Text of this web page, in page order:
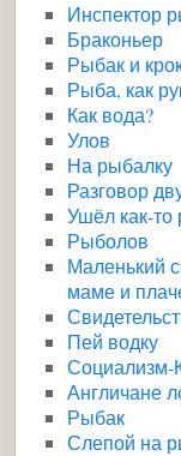
Инспектор
Браконьер
Рыбак и
Рыба, как
Как вода?
Улов
На рыбалку
Разговор
Ушёл как-
Рыболов
Маленький
маме и
Пей водку
Социализм-
Англичане
Рыбак
Слепой на